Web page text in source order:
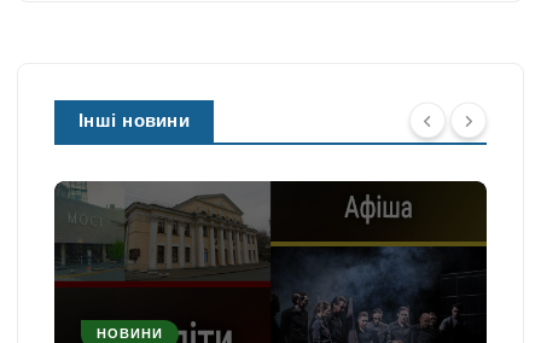
Інші новини
НОВИНИ